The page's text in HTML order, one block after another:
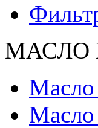
МАСЛО
Масло
Масло